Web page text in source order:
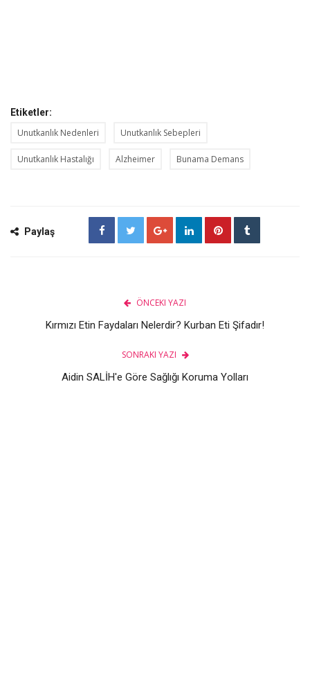
Etiketler:
Unutkanlık Nedenleri Unutkanlık Sebepleri
Unutkanlık Hastalığı Alzheimer Bunama Demans
Paylaş
ÖNCEKI YAZI
Kırmızı Etin Faydaları Nelerdir? Kurban Eti Şifadır!
SONRAKI YAZI
Aidin SALİH'e Göre Sağlığı Koruma Yolları